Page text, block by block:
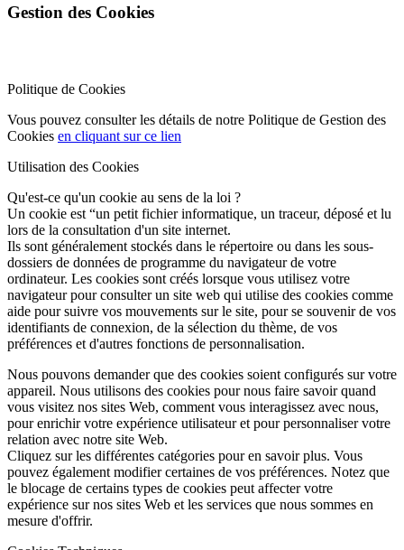
Gestion des Cookies
Politique de Cookies
Vous pouvez consulter les détails de notre Politique de Gestion des
Cookies en cliquant sur ce lien
Utilisation des Cookies
Qu'est-ce qu'un cookie au sens de la loi ?
Un cookie est “un petit fichier informatique, un traceur, déposé et lu
lors de la consultation d'un site internet.
Ils sont généralement stockés dans le répertoire ou dans les sous-
dossiers de données de programme du navigateur de votre
ordinateur. Les cookies sont créés lorsque vous utilisez votre
navigateur pour consulter un site web qui utilise des cookies comme
aide pour suivre vos mouvements sur le site, pour se souvenir de vos
identifiants de connexion, de la sélection du thème, de vos
préférences et d'autres fonctions de personnalisation.
Nous pouvons demander que des cookies soient configurés sur votre
appareil. Nous utilisons des cookies pour nous faire savoir quand
vous visitez nos sites Web, comment vous interagissez avec nous,
pour enrichir votre expérience utilisateur et pour personnaliser votre
relation avec notre site Web.
Cliquez sur les différentes catégories pour en savoir plus. Vous
pouvez également modifier certaines de vos préférences. Notez que
le blocage de certains types de cookies peut affecter votre
expérience sur nos sites Web et les services que nous sommes en
mesure d'offrir.